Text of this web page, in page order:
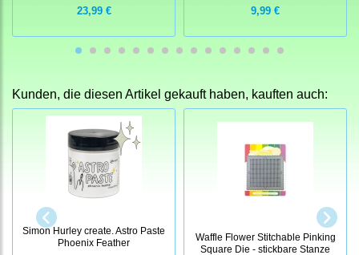
23,99 € 9,99 €
Kunden, die diesen Artikel gekauft haben, kauften auch:
Simon Hurley create. Astro Paste
Phoenix Feather
Waffle Flower Stitchable Pinking
Square Die - stickbare Stanze